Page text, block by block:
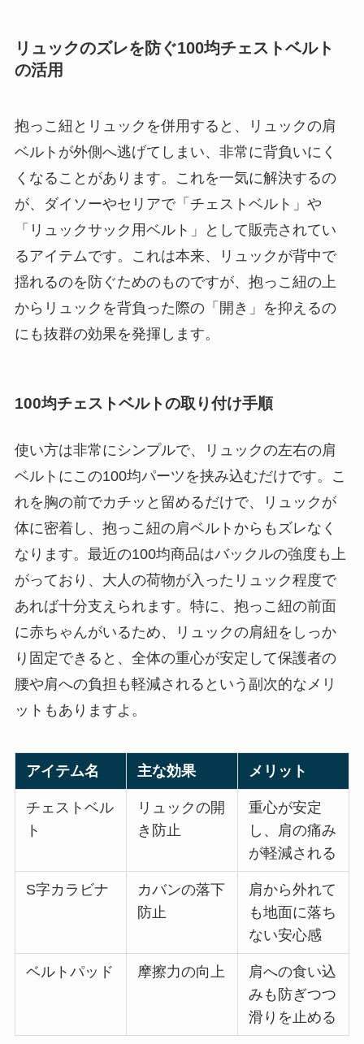
リュックのズレを防ぐ100均チェストベルト
の活用
抱っこ紐とリュックを併用すると、リュックの肩
ベルトが外側へ逃げてしまい、非常に背負いにく
くなることがあります。これを一気に解決するの
が、ダイソーやセリアで「チェストベルト」や
「リュックサック用ベルト」として販売されてい
るアイテムです。これは本来、リュックが背中で
揺れるのを防ぐためのものですが、抱っこ紐の上
からリュックを背負った際の「開き」を抑えるの
にも抜群の効果を発揮します。
100均チェストベルトの取り付け手順
使い方は非常にシンプルで、リュックの左右の肩
ベルトにこの100均パーツを挟み込むだけです。こ
れを胸の前でカチッと留めるだけで、リュックが
体に密着し、抱っこ紐の肩ベルトからもズレなく
なります。最近の100均商品はバックルの強度も上
がっており、大人の荷物が入ったリュック程度で
あれば十分支えられます。特に、抱っこ紐の前面
に赤ちゃんがいるため、リュックの肩紐をしっか
り固定できると、全体の重心が安定して保護者の
腰や肩への負担も軽減されるという副次的なメリ
ットもありますよ。
アイテム名 主な効果 メリット
チェストベル
ト
リュックの開
き防止
重心が安定
し、肩の痛み
が軽減される
S字カラビナ
カバンの落下
防止
肩から外れて
も地面に落ち
ない安心感
ベルトパッド 摩擦力の向上
肩への食い込
みも防ぎつつ
滑りを止める